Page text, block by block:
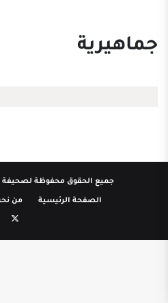
جماهيرية
جميع الحقوق محفوظة لصحيفة
الصفحة الرئيسية من